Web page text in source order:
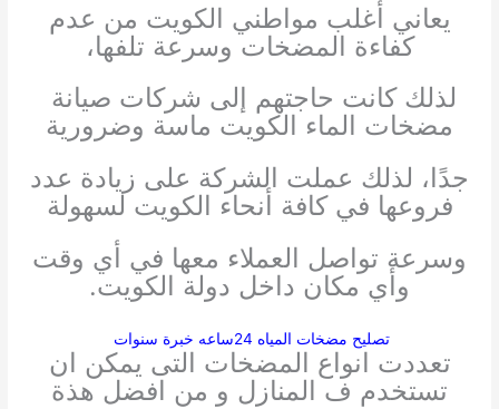
يعاني أغلب مواطني الكويت من عدم
كفاءة المضخات وسرعة تلفها،
لذلك كانت حاجتهم إلى شركات صيانة
مضخات الماء الكويت ماسة وضرورية
جدًا، لذلك عملت الشركة على زيادة عدد
فروعها في كافة أنحاء الكويت لسهولة
وسرعة تواصل العملاء معها في أي وقت
وأي مكان داخل دولة الكويت.
تصليح مضخات المياه 24ساعه خبرة سنوات
تعددت انواع المضخات التى يمكن ان
تستخدم ف المنازل و من افضل هذة